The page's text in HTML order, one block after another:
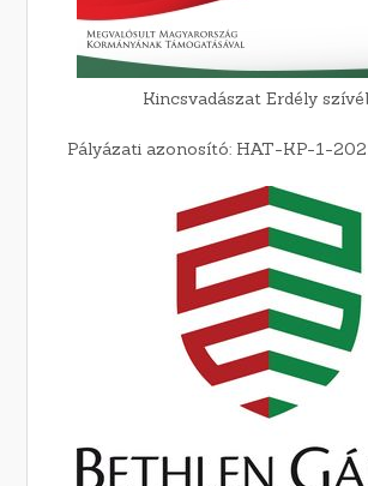
Kincsvadászat Erdély
Pályázati azonosító: HAT-KP-1-